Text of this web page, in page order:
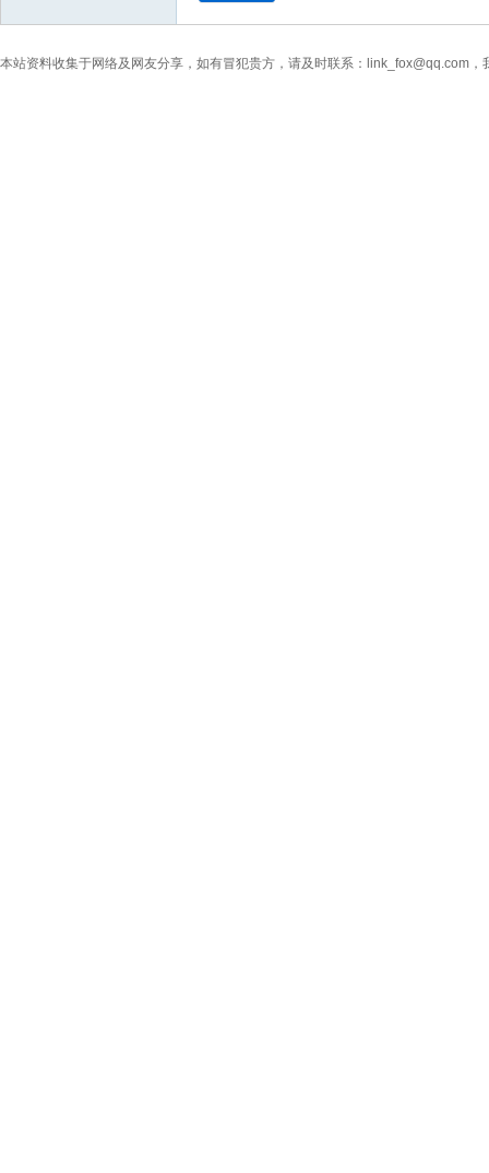
本站资料收集于网络及网友分享，如有冒犯贵方，请及时联系：link_fox@qq.com，